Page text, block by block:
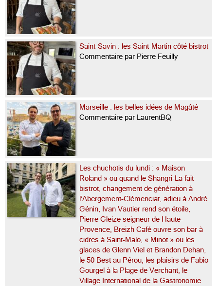
Saint-Savin : les Saint-Martin côté bistrot
Commentaire par Pierre Feuilly
Marseille : les belles idées de Magâté
Commentaire par LaurentBQ
Les chuchotis du lundi : « Maison
Roland » ou quand le Shangri-La fait
bistrot, changement de génération à
l’Abergement-Clémenciat, adieu à André
Génin, Ivan Vautier rend son étoile,
Pierre Gleize seigneur de Haute-
Provence, Breizh Café ouvre son bar à
cidres à Saint-Malo, « Minot » ou les
glaces de Glenn Viel et Brandon Dehan,
le 50 Best au Pérou, les plaisirs de Fabio
Gourgel à la Plage de Verchant, le
Village International de la Gastronomie